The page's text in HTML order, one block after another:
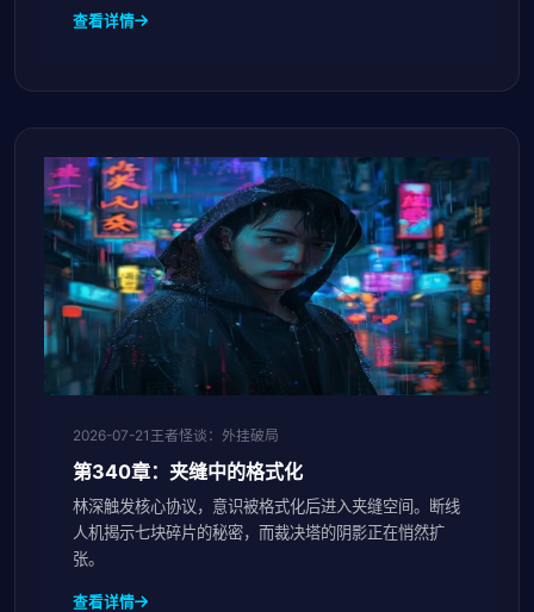
查看详情
2026-07-21 王者怪谈：外挂破局
第340章：夹缝中的格式化
林深触发核心协议，意识被格式化后进入夹缝空间。断线
人机揭示七块碎片的秘密，而裁决塔的阴影正在悄然扩
张。
查看详情